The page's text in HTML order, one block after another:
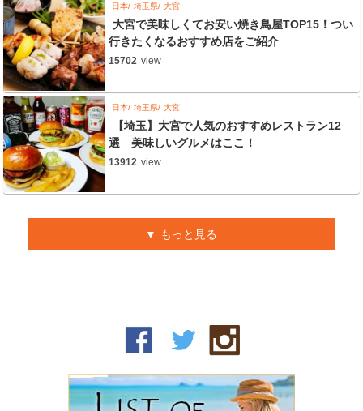
日本 埼玉県 大宮
大宮で美味しくてお安い焼き鳥屋TOP15！つい
行きたくなるおすすめ店をご紹介
15702 view
日本 埼玉県 大宮
【埼玉】大宮で人気のおすすめレストラン12
選 美味しいグルメはここ！
13912 view
もっと見る